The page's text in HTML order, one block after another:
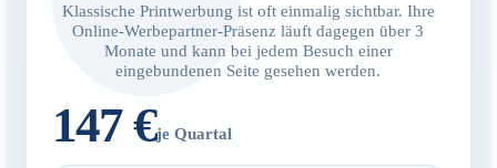
Klassische Printwerbung ist oft einmalig sichtbar. Ihre
Online-Werbepartner-Präsenz läuft dagegen über 3
Monate und kann bei jedem Besuch einer
eingebundenen Seite gesehen werden.
147 €je Quartal